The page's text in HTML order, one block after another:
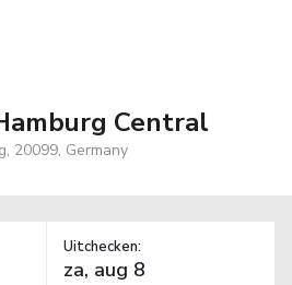
Central
20099, Germany
Uitchecken: